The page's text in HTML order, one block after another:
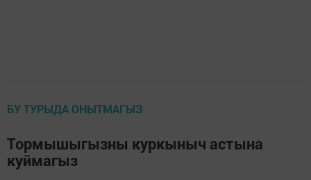
БУ ТУРЫДА ОНЫТМАГЫЗ
Тормышыгызны куркыныч астына
куймагыз